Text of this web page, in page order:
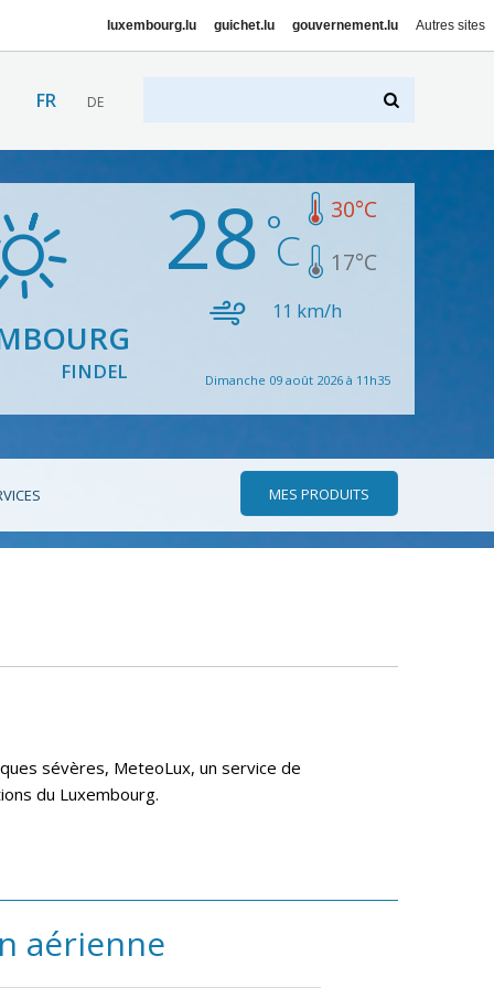
luxembourg.lu guichet.lu gouvernement.lu Autres sites
FR DE
FINDEL
28 30°C
17°C
11 km/h
Dimanche 09 août 2026 à 11h35
MES PRODUITS
sévères, MeteoLux, un service de
du Luxembourg.
aérienne